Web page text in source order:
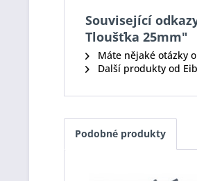
Související
Tloušťka 25mm"
Máte nějaké otázky
Další produkty od
Podobné produkty